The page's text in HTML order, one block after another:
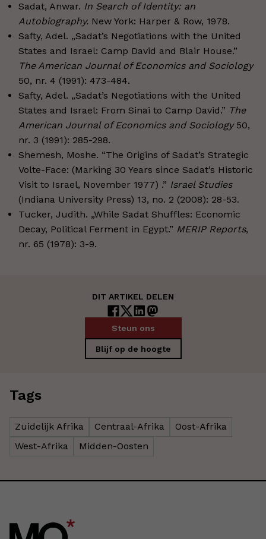
Sadat, Anwar. In Search of Identity: an
Autobiography. New York: Harper & Row, 1978.
Safty, Adel. „Sadat’s Negotiations with the United
States and Israel: Camp David and Blair House.”
The American Journal of Economics and Sociology
50, nr. 4 (1991): 473-484.
Safty, Adel. „Sadat’s Negotiations with the United
States and Israel: From Sinai to Camp David.” The
American Journal of Economics and Sociology50,
nr. 3 (1991): 285-298.
Shemesh, Moshe. “The Origins of Sadat’s Strategic
Volte-Face: (Marking 30 Years since Sadat’s Historic
Visit to Israel, November 1977) .” Israel Studies
(Indiana University Press) 13, no. 2 (2008): 28-53.
Tucker, Judith. „While Sadat Shuffles: Economic
Decay, Political Ferment in Egypt.” MERIP Reports,
nr. 65 (1978): 3-9.
DIT ARTIKEL DELEN
Steun ons
Blijf op de hoogte
Tags
Zuidelijk Afrika Centraal-Afrika
Oost-Afrika
West-Afrika
Midden-Oosten